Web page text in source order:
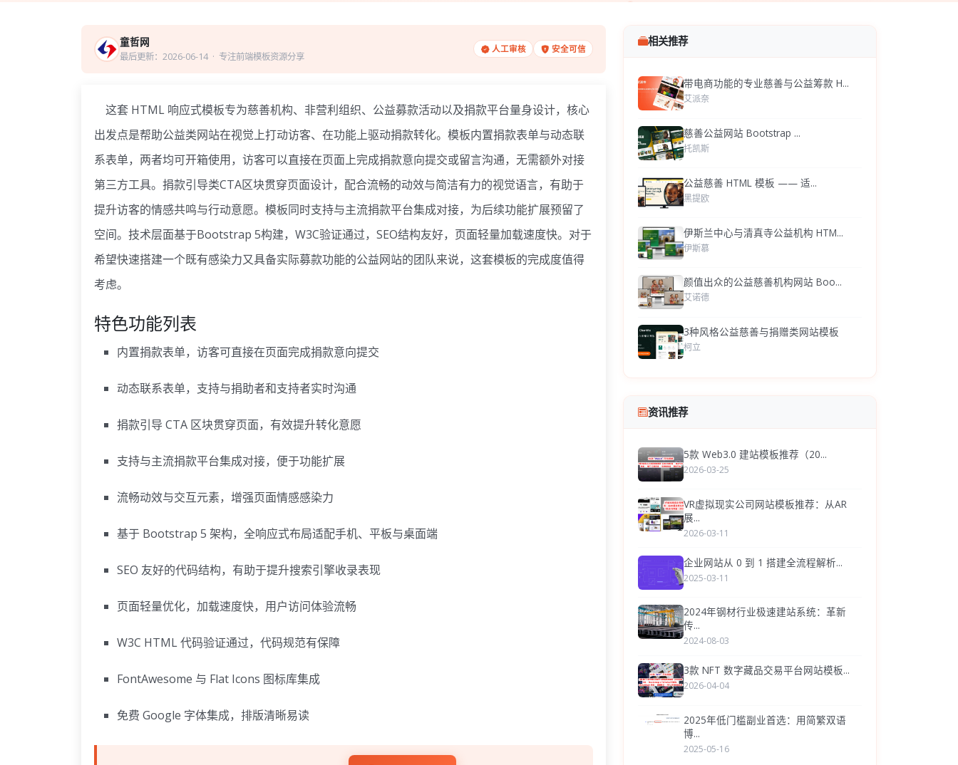
童哲网
最后更新：2026-06-14· 专注前端模板资源分享
人工审核 安全可信
这套 HTML 响应式模板专为慈善机构、非营利组织、公益募款活动以及捐款平台量身设计，核心
出发点是帮助公益类网站在视觉上打动访客、在功能上驱动捐款转化。模板内置捐款表单与动态联
系表单，两者均可开箱使用，访客可以直接在页面上完成捐款意向提交或留言沟通，无需额外对接
第三方工具。捐款引导类CTA区块贯穿页面设计，配合流畅的动效与简洁有力的视觉语言，有助于
提升访客的情感共鸣与行动意愿。模板同时支持与主流捐款平台集成对接，为后续功能扩展预留了
空间。技术层面基于Bootstrap 5构建，W3C验证通过，SEO结构友好，页面轻量加载速度快。对于
希望快速搭建一个既有感染力又具备实际募款功能的公益网站的团队来说，这套模板的完成度值得
考虑。
特色功能列表
内置捐款表单，访客可直接在页面完成捐款意向提交
动态联系表单，支持与捐助者和支持者实时沟通
捐款引导 CTA 区块贯穿页面，有效提升转化意愿
支持与主流捐款平台集成对接，便于功能扩展
流畅动效与交互元素，增强页面情感感染力
基于 Bootstrap 5 架构，全响应式布局适配手机、平板与桌面端
SEO 友好的代码结构，有助于提升搜索引擎收录表现
页面轻量优化，加载速度快，用户访问体验流畅
W3C HTML 代码验证通过，代码规范有保障
FontAwesome 与 Flat Icons 图标库集成
免费 Google 字体集成，排版清晰易读
相关推荐
带电商功能的专业慈善与公益筹款 H...
艾派奈
慈善公益网站 Bootstrap ...
托凯斯
公益慈善 HTML 模板 —— 适...
黑提欧
伊斯兰中心与清真寺公益机构 HTM...
伊斯慕
颜值出众的公益慈善机构网站 Boo...
艾诺德
3种风格公益慈善与捐赠类网站模板
柯立
资讯推荐
5款 Web3.0 建站模板推荐（20...
2026-03-25
VR虚拟现实公司网站模板推荐：从AR
展...
2026-03-11
企业网站从 0 到 1 搭建全流程解析...
2025-03-11
2024年钢材行业极速建站系统：革新
传...
2024-08-03
3款 NFT 数字藏品交易平台网站模板...
2026-04-04
2025年低门槛副业首选：用简繁双语
博...
2025-05-16